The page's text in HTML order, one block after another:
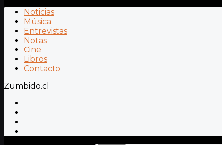
Noticias
Música
Entrevistas
Notas
Cine
Libros
Contacto
Zumbido.cl